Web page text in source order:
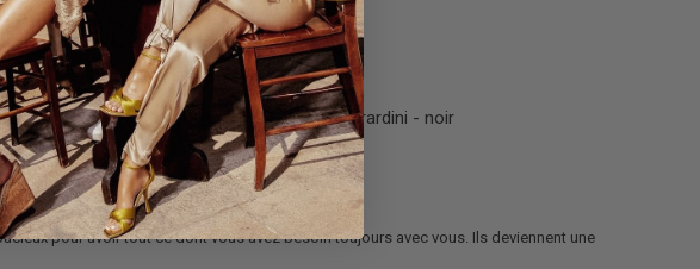
- moka Cabas Gherardini - noir
255,00 €
pour avoir tout ce dont vous avez besoin toujours avec vous. Ils deviennent une